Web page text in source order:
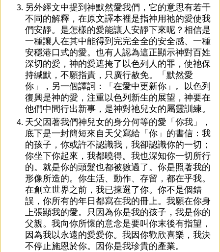
另外經文中提到神默然愛我們，它的意思有若干
不同的解釋，在原文譯本裡是指神用祂的愛使我
們安靜。是怎樣的愛能讓人安靜下來呢？相信是
一種讓人在其中能得到完完全全的安全感、一種
安穩港口式的愛。也有人認為這正顯示神對百姓
深切的愛，神的愛遮掩了以色列人的罪，使祂保
持緘默，不願指責，只廣行赦免。「默然愛
你」，另一個譯詞：「在愛中更新你」。以色列
復興是神的愛，注重以色列新生的展望，神要在
他們中間行出新事，是神對祂兒女的屬靈訓練。
天父因著我們神兒女的身分何等的愛「你我」，
底下是一封簡短來自天父寫給「你」的書信：我
的孩子，你或許不認識我，我卻認識你的一切；
你坐下你起來，我都曉得。我也深知你一切所行
的。就是你的頭髮也都被數過了。你是照著我的
形像所造的。你生活、動作、存留，都在乎我。
在創立世界之前，我已揀選了你。你不是個錯
誤，你所有的年日都寫在我的冊上。我願在你身
上張顯我的愛。只因為你是我的孩子，我是你的
父親。我向你所懷的意念是要叫你末後有指望，
因為我以永遠的愛愛你。我因你歡欣喜樂，我決
不停止施恩於你。因你是我珍貴的產業。